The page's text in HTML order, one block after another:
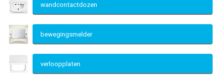
wandcontactdozen
bewegingsmelder
verloopplaten